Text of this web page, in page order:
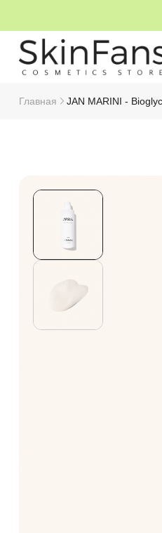
Главная JAN MARINI -